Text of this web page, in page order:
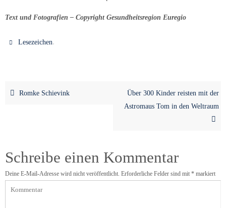
Text und Fotografien – Copyright Gesundheitsregion Euregio
Lesezeichen.
Romke Schievink
Über 300 Kinder reisten mit der
Astromaus Tom in den Weltraum
Schreibe einen Kommentar
Deine E-Mail-Adresse wird nicht veröffentlicht. Erforderliche Felder sind mit * markiert